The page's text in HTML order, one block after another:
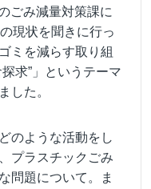
ごみ減量対策課に
現状を聞きに行っ
ミを減らす取り組
求”」というテーマ
した。
のような活動をし
プラスチックごみ
問題について。
ま